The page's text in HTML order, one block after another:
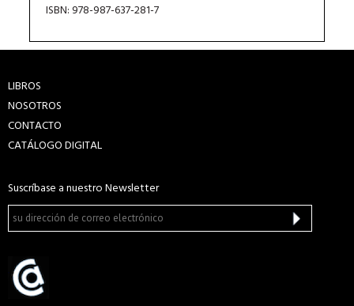
ISBN: 978-987-637-281-7
LIBROS
NOSOTROS
CONTACTO
CATÁLOGO DIGITAL
Suscríbase a nuestro Newsletter